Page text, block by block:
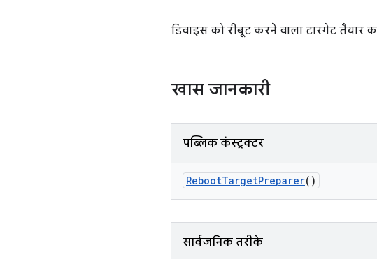
डिवाइस को रीबूट करने वाला टारगेट तैयार
खास जानकारी
पब्लिक कंस्ट्रक्टर
RebootTargetPreparer()
सार्वजनिक तरीके